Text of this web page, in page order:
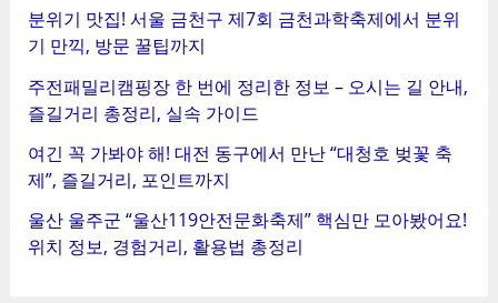
분위기 맛집! 서울 금천구 제7회 금천과학축제에서 분위
기 만끽, 방문 꿀팁까지
주전패밀리캠핑장 한 번에 정리한 정보 – 오시는 길 안내,
즐길거리 총정리, 실속 가이드
여긴 꼭 가봐야 해! 대전 동구에서 만난 “대청호 벚꽃 축
제”, 즐길거리, 포인트까지
울산 울주군 “울산119안전문화축제” 핵심만 모아봤어요!
위치 정보, 경험거리, 활용법 총정리